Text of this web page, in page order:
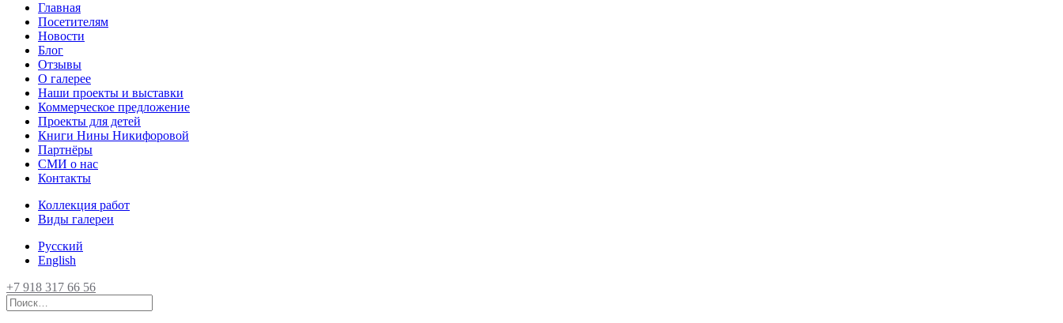
Главная
Посетителям
Новости
Блог
Отзывы
О галерее
Наши проекты и выставки
Коммерческое предложение
Проекты для детей
Книги Нины Никифоровой
Партнёры
СМИ о нас
Контакты
Коллекция работ
Виды галереи
Русский
English
+7 918 317 66 56